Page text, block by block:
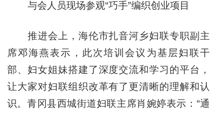
与会人员现场参观“巧手”编织创业项目
推进会上，海伦市扎音河乡妇联专职副主
席邓海燕表示，此次培训会议为基层妇联干
部、妇女姐妹搭建了深度交流和学习的平台，
让大家对妇联组织改革有了更清晰的理解和认
识。青冈县西城街道妇联主席肖婉婷表示：“通